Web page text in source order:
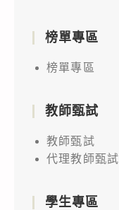
榜單專區
榜單專區
教師甄試
教師甄試
代理教師甄試
學生專區